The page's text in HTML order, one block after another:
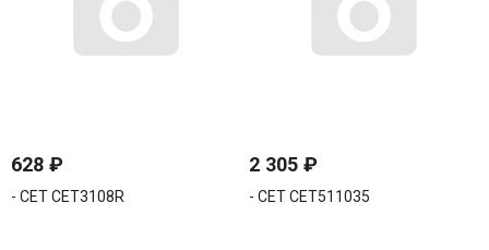
628 ₽
- CET CET3108R
2 305₽
- CET CET511035